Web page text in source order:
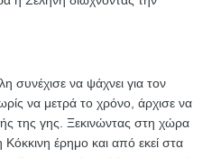
συνέχισε να ψάχνει για τον
να μετρά το χρόνο, άρχισε να
της γης. Ξεκινώντας στη χώρα
έρημο και από εκεί στα